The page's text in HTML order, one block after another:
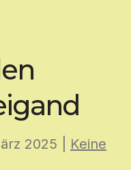
2025
Keine